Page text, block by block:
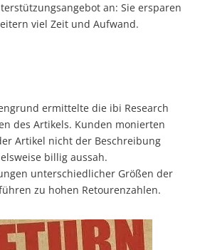
an: Sie ersparen
viel Zeit und Aufwand.
ermittelte die ibi Research
des Artikels. Kunden monierten
Artikel nicht der Beschreibung
billig aussah.
unterschiedlicher Größen der
zu hohen Retourenzahlen.